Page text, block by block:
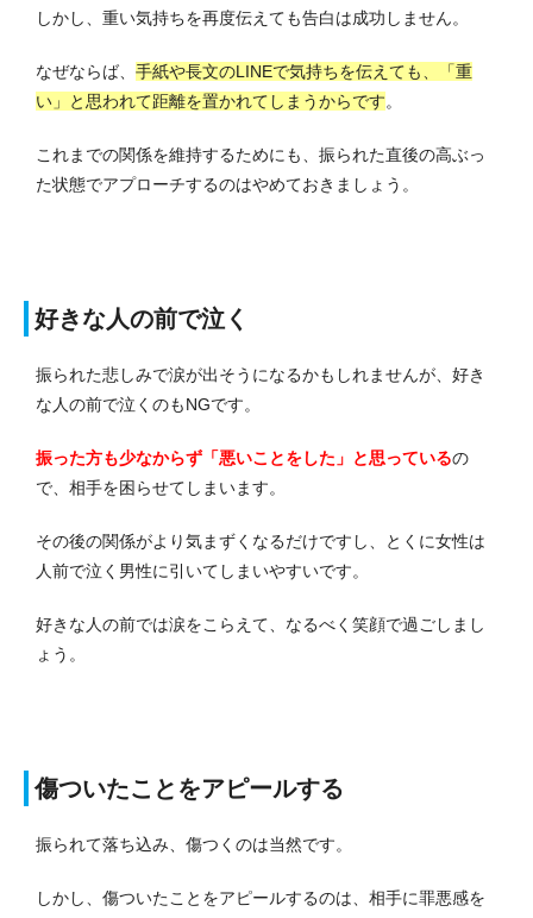
しかし、重い気持ちを再度伝えても告白は成功しません。
なぜならば、 手紙や長文のLINEで気持ちを伝えても、「重
い」と思われて距離を置かれてしまうからです。
これまでの関係を維持するためにも、振られた直後の高ぶっ
た状態でアプローチするのはやめておきましょう。
好きな人の前で泣く
振られた悲しみで涙が出そうになるかもしれませんが、好き
な人の前で泣くのもNGです。
振った方も少なからず「悪いことをした」と思っているの
で、相手を困らせてしまいます。
その後の関係がより気まずくなるだけですし、とくに女性は
人前で泣く男性に引いてしまいやすいです。
好きな人の前では涙をこらえて、なるべく笑顔で過ごしまし
ょう。
傷ついたことをアピールする
振られて落ち込み、傷つくのは当然です。
しかし、傷ついたことをアピールするのは、相手に罪悪感を